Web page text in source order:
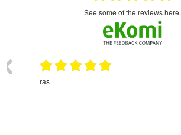
see some of the reviews here.
24.07.2026